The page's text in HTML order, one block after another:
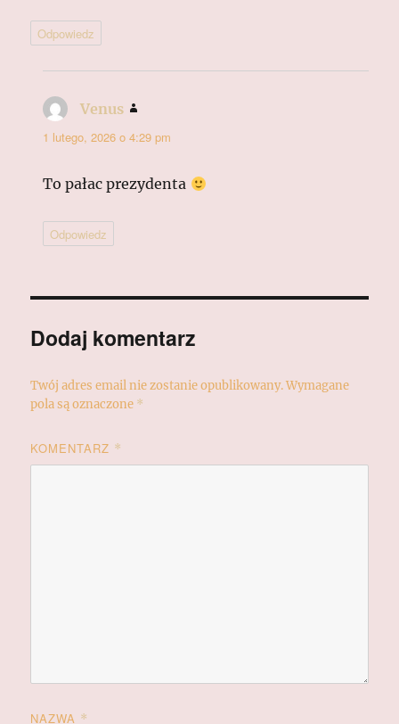
Odpowiedz
Venus
1 lutego, 2026 o 4:29 pm
To pałac prezydenta
Odpowiedz
Dodaj komentarz
Twój adres email nie zostanie opublikowany. Wymagane
pola są oznaczone *
KOMENTARZ *
NAZWA *